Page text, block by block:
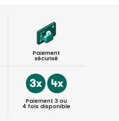
Paiement
sécurisé
Paiement 3 ou
4 fois disponible